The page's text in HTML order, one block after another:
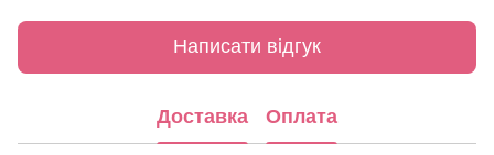
Написати відгук
Доставка Оплата